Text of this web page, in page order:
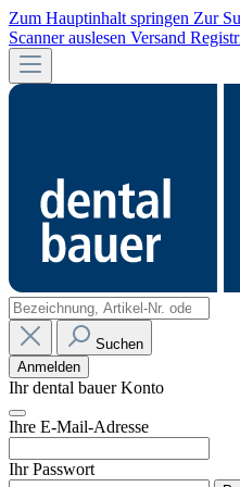
Zum Hauptinhalt springen Zur
Scanner auslesen Versand
Suchen
Anmelden
Ihr dental bauer Konto
Ihre E-Mail-Adresse
Ihr Passwort